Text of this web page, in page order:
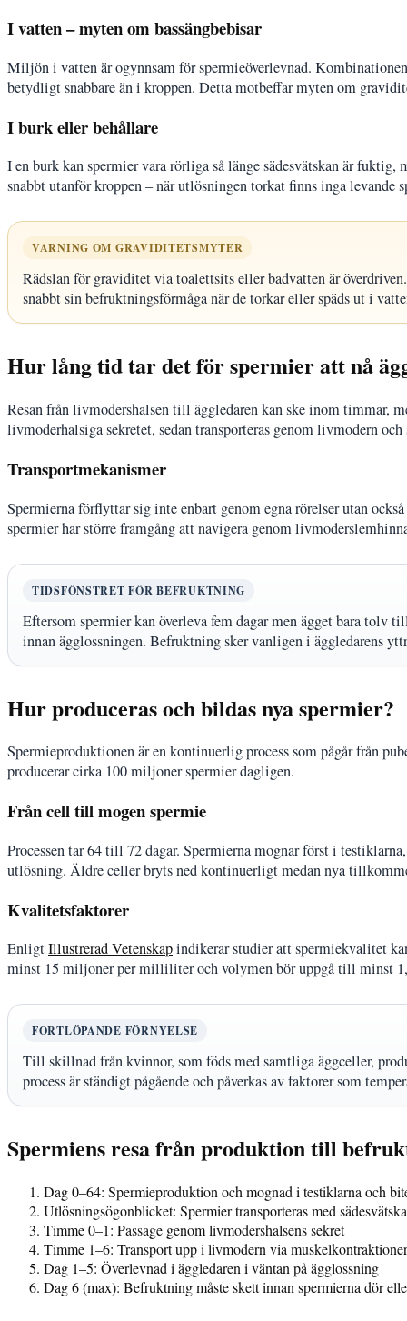
I vatten – myten om bassängbebisar
Miljön i vatten är ogynnsam för spermieöverlevnad.
betydligt snabbare än i kroppen. Detta motbeffar myten om
I burk eller behållare
I en burk kan spermier vara rörliga så länge sädesvätskan är
snabbt utanför kroppen – när utlösningen torkat finns inga levande
VARNING OM GRAVIDITETSMYTER
Rädslan för graviditet via toalettsits eller badvatten är
snabbt sin befruktningsförmåga när de torkar eller späds ut i
Hur lång tid tar det för spermier att nå
Resan från livmodershalsen till äggledaren kan ske inom timmar,
livmoderhalsiga sekretet, sedan transporteras genom livmodern
Transportmekanismer
Spermierna förflyttar sig inte enbart genom egna rörelser utan
spermier har större framgång att navigera genom
TIDSFÖNSTRET FÖR BEFRUKTNING
Eftersom spermier kan överleva fem dagar men ägget bara tolv
innan ägglossningen. Befruktning sker vanligen i äggledarens
Hur produceras och bildas nya spermier?
Spermieproduktionen är en kontinuerlig process som pågår från
producerar cirka 100 miljoner spermier dagligen.
Från cell till mogen spermie
Processen tar 64 till 72 dagar. Spermierna mognar först i
utlösning. Äldre celler bryts ned kontinuerligt medan nya
Kvalitetsfaktorer
EnligtIllustrerad Vetenskapindikerar studier att spermiekvalitet
minst 15 miljoner per milliliter och volymen bör uppgå till minst
FORTLÖPANDE FÖRNYELSE
Till skillnad från kvinnor, som föds med samtliga äggceller,
process är ständigt pågående och påverkas av faktorer som
Spermiens resa från produktion till
Dag 0–64: Spermieproduktion och mognad i testiklarna och
Utlösningsögonblicket: Spermier transporteras med
Timme 0–1: Passage genom livmodershalsens sekret
Timme 1–6: Transport upp i livmodern via muskelkontraktioner
Dag 1–5: Överlevnad i äggledaren i väntan på ägglossning
Dag 6 (max): Befruktning måste skett innan spermierna dör